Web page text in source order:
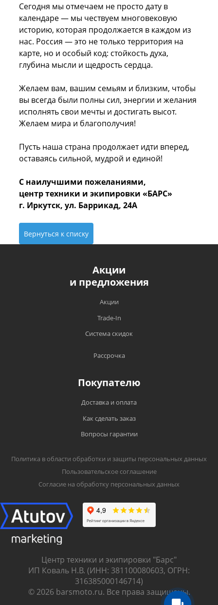
Сегодня мы отмечаем не просто дату в
календаре — мы чествуем многовековую
историю, которая продолжается в каждом из
нас. Россия — это не только территория на
карте, но и особый код: стойкость духа,
глубина мысли и щедрость сердца.
Желаем вам, вашим семьям и близким, чтобы
вы всегда были полны сил, энергии и желания
исполнять свои мечты и достигать высот.
Желаем мира и благополучия!
Пусть наша страна продолжает идти вперед,
оставаясь сильной, мудрой и единой!
С наилучшими пожеланиями,
центр техники и экипировки «БАРС»
г. Иркутск, ул. Баррикад, 24А
Вернуться к списку
Акции
и предложения
Акции
Trade-In
Система скидок
Рассрочка
Покупателю
Доставка и оплата
Как сделать заказ
Вопросы гарантии
Политика в области обработки и защиты персональных данных
Пользовательское соглашение
Согласие на обработку персональных данных
Центр техники и экипировки "Барс"
ИП Коваль Н.В. (ИНН: 381100080603, ОГРН:
316385000146714)
© 2026 barsmoto.ru. Все права защищены.